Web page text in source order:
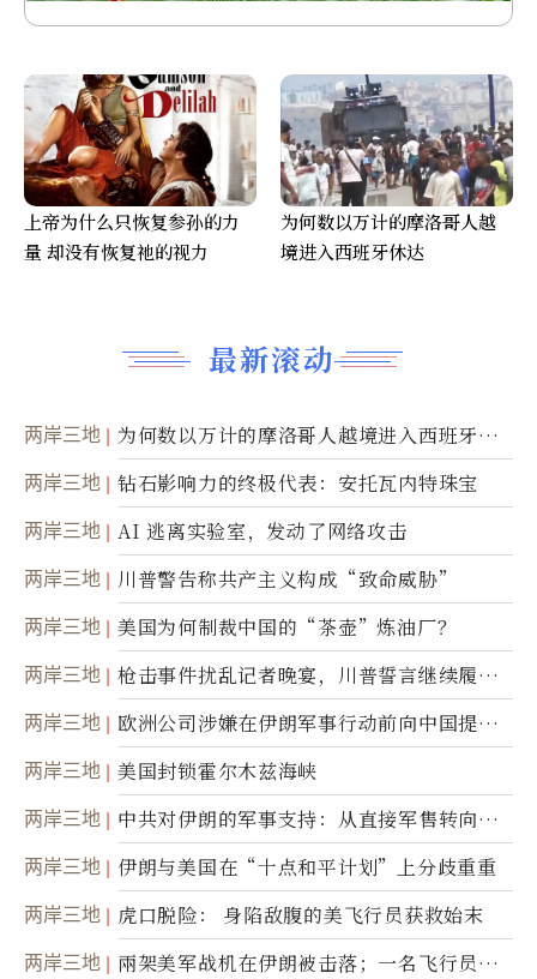
最新滚动
两岸三地
为何数以万计的摩洛哥人越境进入西班牙休
达
两岸三地 钻石影响力的终极代表：安托瓦内特珠宝
两岸三地 AI 逃离实验室，发动了网络攻击
两岸三地 川普警告称共产主义构成“致命威胁”
两岸三地 美国为何制裁中国的“茶壶”炼油厂？
两岸三地
枪击事件扰乱记者晚宴，川普誓言继续履行
职责
两岸三地
欧洲公司涉嫌在伊朗军事行动前向中国提供
美军基地的卫星图像
两岸三地 美国封锁霍尔木兹海峡
两岸三地
中共对伊朗的军事支持：从直接军售转向间
接技术转让
两岸三地 伊朗与美国在“十点和平计划”上分歧重重
两岸三地 虎口脱险： 身陷敌腹的美飞行员获救始末
两岸三地
兩架美军战机在伊朗被击落；一名飞行员失
上帝为什么只恢复参孙的力
量 却没有恢复祂的视力
为何数以万计的摩洛哥人越
境进入西班牙休达